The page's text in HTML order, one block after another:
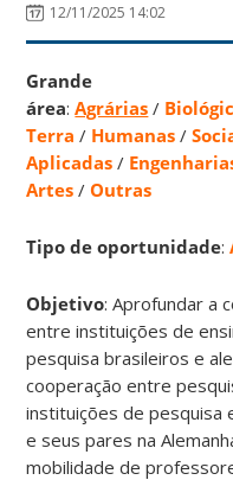
12/11/2025 14:02
Grande
área:Agrárias /
Terra / Humanas /
Aplicadas /
Artes /Outras
Tipo de oportunidade:
Objetivo: Aprofundar a
entre instituições de
pesquisa brasileiros e
cooperação entre
instituições de pesquisa
e seus pares na
mobilidade de